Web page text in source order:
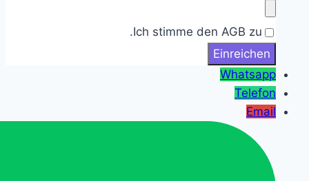
Ich stimme den AGB zu.
Whatsapp
Telefon
Email